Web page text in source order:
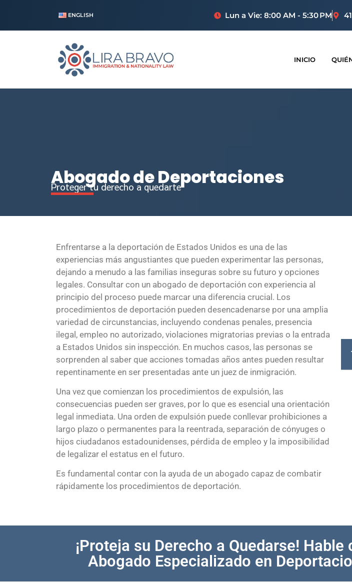
ENGLISH Lun a Vie: 8:00 AM - 5:30 PM
INICIO
Abogado de Deportaciones
Proteger tu derecho a quedarte
Enfrentarse a la deportación de Estados Unidos es una de las
experiencias más angustiantes que pueden experimentar las personas,
dejando a menudo a las familias inseguras sobre su futuro y opciones
legales. Consultar con un abogado de deportación con experiencia al
principio del proceso puede marcar una diferencia crucial. Los
procedimientos de deportación pueden desencadenarse por una amplia
variedad de circunstancias, incluyendo condenas penales, presencia
ilegal, empleo no autorizado, violaciones migratorias previas o la entrada
a Estados Unidos sin inspección. En muchos casos, las personas se
sorprenden al saber que acciones tomadas años antes pueden resultar
repentinamente en ser presentadas ante un juez de inmigración.
Una vez que comienzan los procedimientos de expulsión, las
consecuencias pueden ser graves, por lo que es esencial una orientación
legal inmediata. Una orden de expulsión puede conllevar prohibiciones a
largo plazo o permanentes para la reentrada, separación de cónyuges o
hijos ciudadanos estadounidenses, pérdida de empleo y la imposibilidad
de legalizar el estatus en el futuro.
Es fundamental contar con la ayuda de un abogado capaz de combatir
rápidamente los procedimientos de deportación.
¡Proteja su Derecho a Quedarse! Hable
Abogado Especializado en